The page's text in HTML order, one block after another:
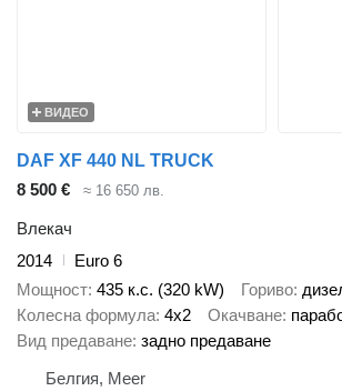
ВИДЕО
DAF XF 440 NL TRUCK
8 500 €
≈ 16 650 лв.
Влекач
2014
Euro 6
Мощност 435 к.с. (320 kW) Гориво
Колесна формула 4x2 Окачване
Вид предаване задно предаване
Белгия, Meer